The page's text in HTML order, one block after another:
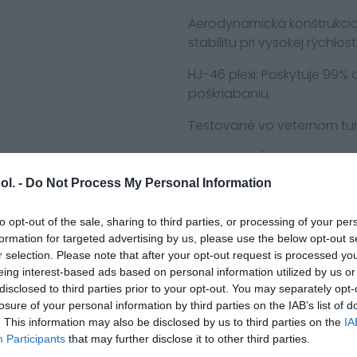
- Do Not Process My Personal Information
opt-out of the sale, sharing to third parties, or processing of your
for targeted advertising by us, please use the below opt-out
selection. Please note that after your opt-out request is processed
interest-based ads based on personal information utilized by us
to third parties prior to your opt-out. You may separately
of your personal information by third parties on the IAB’s list of
This information may also be disclosed by us to third parties on the
Participants that may further disclose it to other third parties.
Aerodynamická
stabilitu pri vysokej
HJ-46 plexi: Poskytuje
poškriabaniu.
Testované vo veternom
FUTURISTICKÝ UNIBODY
Konštrukcia škrupiny bez
UNIKÁTNY HIGH-END INTERIÉR
Mäkká a prešívaná
INOVATÍVNY SYSTÉM
Elegantné kovové držiaky
Interiér s pokročilou